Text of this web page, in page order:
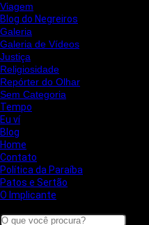
Viagem
Blog do Negreiros
Galeria
Galeria de Vídeos
Justiça
Religiosidade
Repórter do Olhar
Sem Categoria
Tempo
Eu ví
Blog
Home
Contato
Política da Paraíba
Patos e Sertão
O Implicante